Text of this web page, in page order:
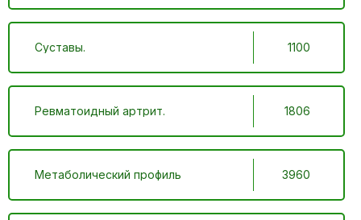
Суставы. 1100
Ревматоидный артрит. 1806
Метаболический профиль 3960